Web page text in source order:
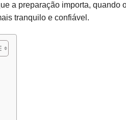
a preparação importa,
tranquilo e confiável.